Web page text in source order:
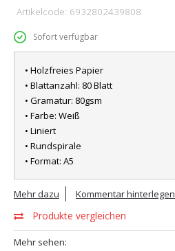
Artikelcode: 6932802439808
Sofort verfügbar
• Holzfreies Papier
• Blattanzahl: 80 Blatt
• Gramatur: 80gsm
• Farbe: Weiß
• Liniert
• Rundspirale
• Format: A5
Mehr dazu Kommentar hinterlegen
Produkte vergleichen
Mehr sehen: